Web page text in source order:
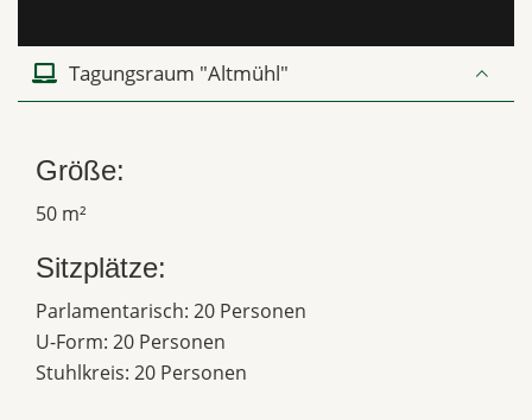
Tagungsraum "Altmühl"
Größe:
50 m²
Sitzplätze:
Parlamentarisch: 20 Personen
U-Form: 20 Personen
Stuhlkreis: 20 Personen